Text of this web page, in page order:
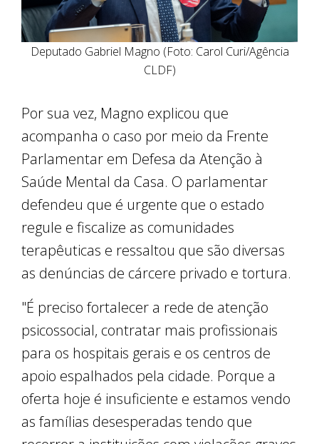
Deputado Gabriel Magno (Foto: Carol Curi/Agência
CLDF)
Por sua vez, Magno explicou que
acompanha o caso por meio da Frente
Parlamentar em Defesa da Atenção à
Saúde Mental da Casa. O parlamentar
defendeu que é urgente que o estado
regule e fiscalize as comunidades
terapêuticas e ressaltou que são diversas
as denúncias de cárcere privado e tortura.
"É preciso fortalecer a rede de atenção
psicossocial, contratar mais profissionais
para os hospitais gerais e os centros de
apoio espalhados pela cidade. Porque a
oferta hoje é insuficiente e estamos vendo
as famílias desesperadas tendo que